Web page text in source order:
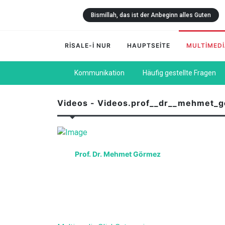
Bismillah, das ist der Anbeginn alles Guten
RİSALE-İ NUR HAUPTSEİTE
Kommunikation Häufig gestellte Fragen
Videos -
Prof. Dr. Mehmet Görmez